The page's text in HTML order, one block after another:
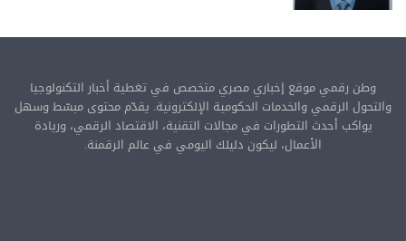
وطن رقمي موقع إخباري مصري متخصص في تغطية أخبار التكنولوجيا
والتحول الرقمي والخدمات الحكومية الإلكترونية. يقدّم محتوى مبسّط وسهل
يواكب أحدث التطورات في مجالات التقنية، الاقتصاد الرقمي، وريادة
الأعمال، ليكون دليلك اليومي في عالم الرقمنة.